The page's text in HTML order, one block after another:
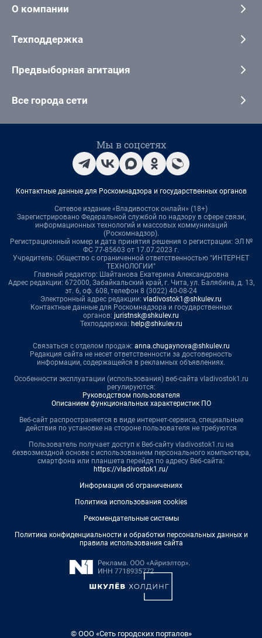
О компании
Техподдержка
Предвыборная агитация
Все города сети
Мы в соцсетях
Контактные данные для Роскомнадзора и государственных органов
Сетевое издание «Владивосток онлайн» (18+)
Зарегистрировано Федеральной службой по надзору в сфере связи,
информационных технологий и массовых коммуникаций
(Роскомнадзор).
Регистрационный номер и дата принятия решения о регистрации: ЭЛ №
ФС 77-85603 от 17.07.2023 г.
Учредитель: Общество с ограниченной ответственностью "ИНТЕРНЕТ
ТЕХНОЛОГИИ"
Главный редактор: Шайтанова Екатерина Александровна
Адрес редакции: 672000, Забайкальский край, г. Чита, ул. Балябина, д. 13,
эт. 6, оф. 608, телефон 8 (3022) 40-08-24
Электронный адрес редакции: vladivostok1@shkulev.ru
Контактные данные для Роскомнадзора и государственных
органов: juristnsk@shkulev.ru
Техподдержка: help@shkulev.ru
Связаться с отделом продаж: anna.chugaynova@shkulev.ru
Редакция сайта не несет ответственности за достоверность
информации, содержащейся в рекламных объявлениях.
Особенности эксплуатации (использования) веб-сайта vladivostok1.ru
регулируются:
Руководством пользователя
Описанием функциональных характеристик ПО
Веб-сайт распространяется в виде интернет-сервиса, специальные
действия по установке на стороне пользователя не требуются
Пользователь получает доступ к Веб-сайту vladivostok1.ru на
безвозмездной основе с использованием персонального компьютера,
смартфона или планшета перейдя по адресу Веб-сайта:
https://vladivostok1.ru/
Информация об ограничениях
Политика использования cookies
Рекомендательные системы
Политика конфиденциальности и обработки персональных данных и
правила использования сайта
© ООО «Сеть городских порталов»